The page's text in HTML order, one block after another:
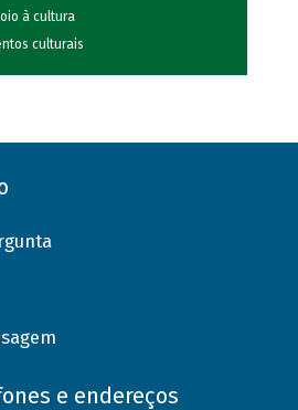
à cultura
culturais
e endereços